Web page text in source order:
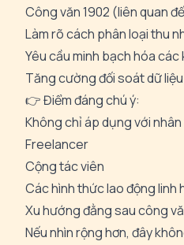
Công văn 1902 (liên quan
Làm rõ cách phân loại thu
Yêu cầu minh bạch hóa các
Tăng cường đối soát dữ
👉 Điểm đáng chú ý:
Không chỉ áp dụng với
Freelancer
Cộng tác viên
Các hình thức lao động linh
Xu hướng đằng sau công
Nếu nhìn rộng hơn, đây